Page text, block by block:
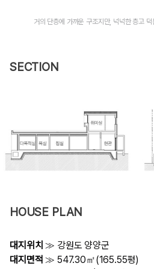
거의 단층에 가까운 구조지만, 넉넉한 층고
SECTION
HOUSE PLAN
대지위치 ≫ 강원도 양양군
대지면적 ≫ 547.30㎡(165.55평)